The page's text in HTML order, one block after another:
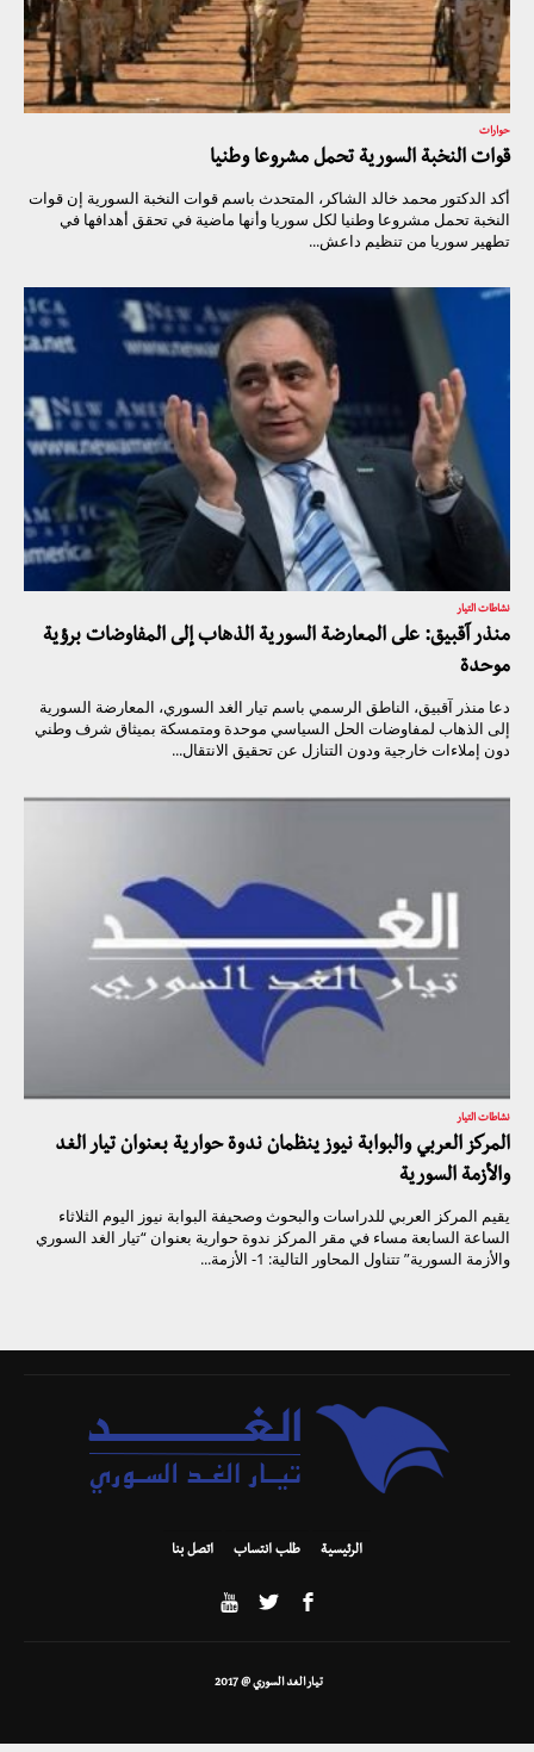
حوارات
قوات النخبة السورية تحمل مشروعا وطنيا
أكد الدكتور محمد خالد الشاكر، المتحدث باسم قوات النخبة السورية إن قوات
النخبة تحمل مشروعا وطنيا لكل سوريا وأنها ماضية في تحقق أهدافها في
تطهير سوريا من تنظيم داعش...
نشاطات التيار
منذر آقبيق: على المعارضة السورية الذهاب إلى المفاوضات برؤية
موحدة
دعا منذر آقبيق، الناطق الرسمي باسم تيار الغد السوري، المعارضة السورية
إلى الذهاب لمفاوضات الحل السياسي موحدة ومتمسكة بميثاق شرف وطني
دون إملاءات خارجية ودون التنازل عن تحقيق الانتقال...
نشاطات التيار
المركز العربي والبوابة نيوز ينظمان ندوة حوارية بعنوان تيار الغد
والأزمة السورية
يقيم المركز العربي للدراسات والبحوث وصحيفة البوابة نيوز اليوم الثلاثاء
الساعة السابعة مساء في مقر المركز ندوة حوارية بعنوان “تيار الغد السوري
والأزمة السورية” تتناول المحاور التالية: 1- الأزمة...
الرئيسية طلب انتساب اتصل بنا
تيار الغد السوري @ 2017